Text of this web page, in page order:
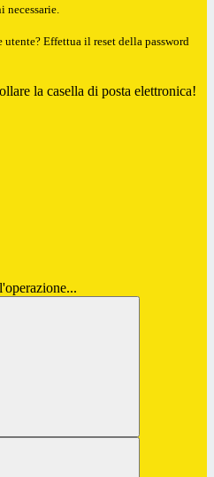
Effettua il reset della password
la casella di posta elettronica!